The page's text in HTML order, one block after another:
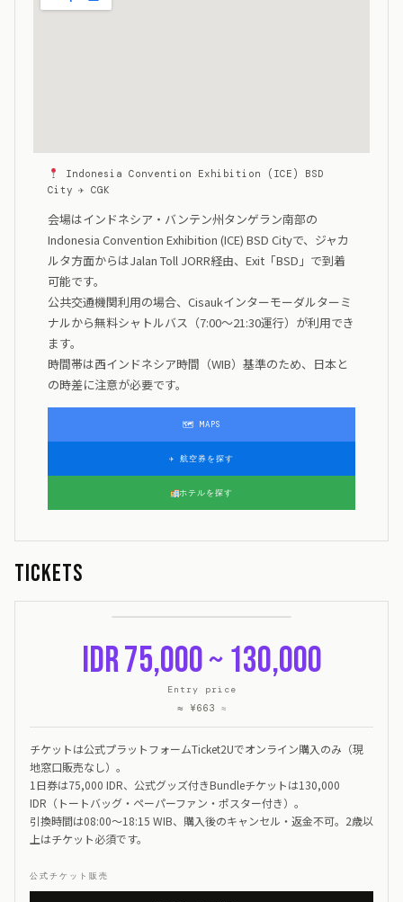
Indonesia Convention Exhibition (ICE) BSD
City ✈ CGK
会場はインドネシア・バンテン州タンゲラン南部の
Indonesia Convention Exhibition (ICE) BSD Cityで、ジャカ
ルタ方面からはJalan Toll JORR経由、Exit「BSD」で到着
可能です。
公共交通機関利用の場合、Cisaukインターモーダルターミ
ナルから無料シャトルバス（7:00〜21:30運行）が利用でき
ます。
時間帯は西インドネシア時間（WIB）基準のため、日本と
の時差に注意が必要です。
🗺 MAPS
✈ 航空券を探す
ホテルを探す
Tickets
IDR 75,000 ~ 130,000
Entry price
≈ ¥663 ≈
チケットは公式プラットフォームTicket2Uでオンライン購入のみ（現
地窓口販売なし）。
1日券は75,000 IDR、公式グッズ付きBundleチケットは130,000
IDR（トートバッグ・ペーパーファン・ポスター付き）。
引換時間は08:00〜18:15 WIB、購入後のキャンセル・返金不可。2歳以
上はチケット必須です。
公式チケット販売